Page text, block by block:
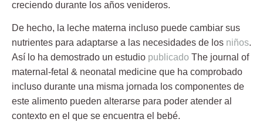
creciendo durante los años venideros.
De hecho, la leche materna incluso puede cambiar sus
nutrientes para adaptarse a las necesidades de los niños.
Así lo ha demostrado un estudio publicado The journal of
maternal-fetal & neonatal medicine que ha comprobado
incluso durante una misma jornada los componentes de
este alimento pueden alterarse para poder atender al
contexto en el que se encuentra el bebé.